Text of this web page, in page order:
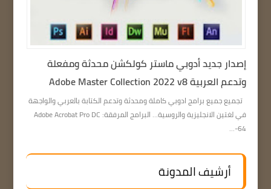
إصدار جديد أدوبي ماستر كولكشن محدثة ومفعلة
وتدعم العربية Adobe Master Collection 2022 v8
تجميع جميع برامج ادوبي كاملة ومحدثة وتدعم الكتابة بالعربي والواجهة
في لغتين الانجليزية والروسية… البرامج المرفقة: Adobe Acrobat Pro DC
64-...
أرشيف المدونة